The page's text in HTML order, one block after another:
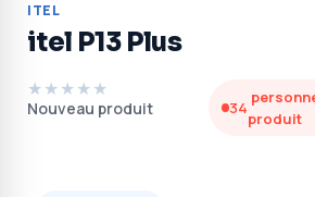
ITEL
itel P13 Plus
★★★★★
Nouveau produit 34
produit